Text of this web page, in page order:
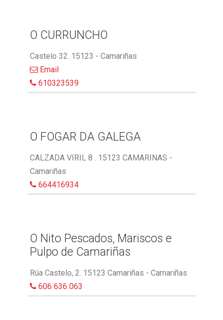
O CURRUNCHO
Castelo 32. 15123 - Camariñas
Email
610323539
O FOGAR DA GALEGA
CALZADA VIRIL 8 . 15123 CAMARINAS -
Camariñas
664416934
O Nito Pescados, Mariscos e
Pulpo de Camariñas
Rúa Castelo, 2. 15123 Camariñas - Camariñas
606 636 063